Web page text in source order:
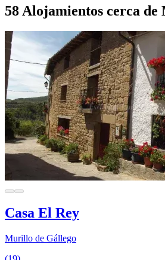
58 Alojamientos cerca de
Casa El Rey
Murillo de Gállego